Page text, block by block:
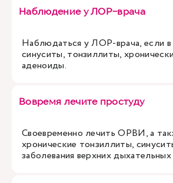
Наблюдение у ЛОР-врача
Наблюдаться у ЛОР-врача, если
синуситы, тонзиллиты,
аденоиды.
Вовремя лечите простуду
Своевременно лечить ОРВИ, а
хронические тонзиллиты,
заболевания верхних